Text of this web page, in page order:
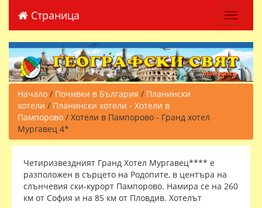
Страница Toggle
Начало / Почивки в България / Планински
хотели / Планински хотели - Хотели в
Пампорово / Хотели в Пампорово - Гранд хотел
Мургавец 4*
Четиризвездният Гранд Хотел Мургавец**** е
разположен в сърцето на Родопите, в центъра на
слънчевия ски-курорт Пампорово. Намира се на 260
км от София и на 85 км от Пловдив. Хотелът